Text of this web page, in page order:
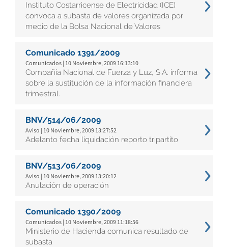
Instituto Costarricense de Electricidad (ICE)
convoca a subasta de valores organizada por
medio de la Bolsa Nacional de Valores
Comunicado 1391/2009
Comunicados | 10 Noviembre, 2009 16:13:10
Compañía Nacional de Fuerza y Luz, S.A. informa
sobre la sustitución de la información financiera
trimestral.
BNV/514/06/2009
Aviso | 10 Noviembre, 2009 13:27:52
Adelanto fecha liquidación reporto tripartito
BNV/513/06/2009
Aviso | 10 Noviembre, 2009 13:20:12
Anulación de operación
Comunicado 1390/2009
Comunicados | 10 Noviembre, 2009 11:18:56
Ministerio de Hacienda comunica resultado de
subasta